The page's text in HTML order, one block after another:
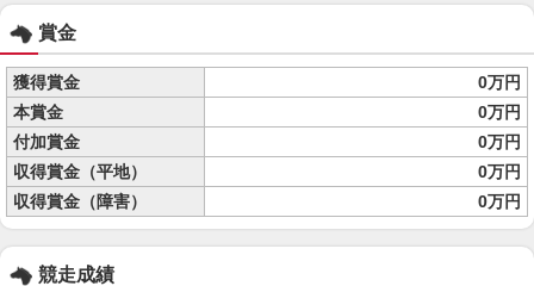
賞金
獲得賞金
0万円
本賞金
0万円
付加賞金
0万円
収得賞金（平地）
0万円
収得賞金（障害）
0万円
競走成績